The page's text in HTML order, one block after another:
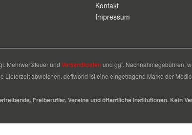
Kontakt
Impressum
Mehrwertsteuer und Versandkosten und ggf. Nachnahmegebühren,
Lieferzeit abweichen. defiworld ist eine eingetragene Marke der
Freiberufler, Vereine und öffentliche Institutionen. Kein